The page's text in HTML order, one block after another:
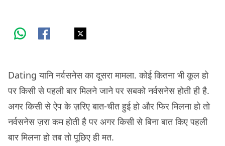
Dating यानि नर्वसनेस का दूसरा मामला. कोई कितना भी कूल हो
पर किसी से पहली बार मिलने जाने पर सबको नर्वसनेस होती ही है.
अगर किसी से ऐप के ज़रिए बात-चीत हुई हो और फिर मिलना हो तो
नर्वसनेस ज़रा कम होती है पर अगर किसी से बिना बात किए पहली
बार मिलना हो तब तो पूछिए ही मत.